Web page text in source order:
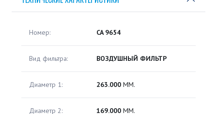
Номер: CA 9654
Вид фильтра: ВОЗДУШНЫЙ ФИЛЬТР
Диаметр 1: 263.000 ММ.
Диаметр 2: 169.000 ММ.